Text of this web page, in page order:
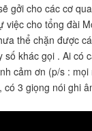
gởi cho các cơ
cho tổng đài
thể chặn được
số khác gọi . Ai có
cảm ơn (p/s :
có 3 giọng nói ghi